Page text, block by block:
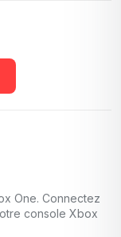
One. Connectez
console Xbox